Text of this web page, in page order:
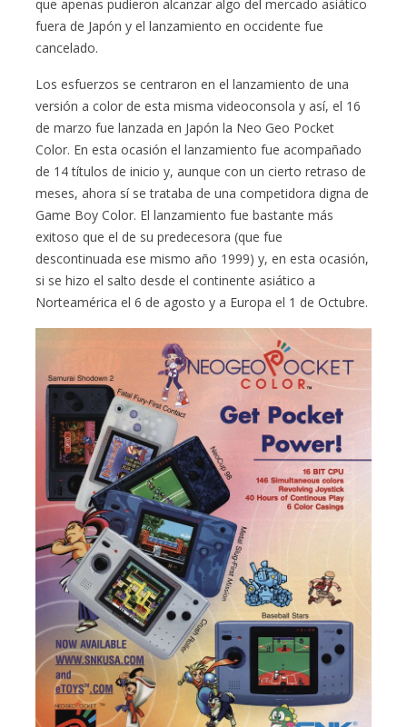
que apenas pudieron alcanzar algo del mercado asiático
fuera de Japón y el lanzamiento en occidente fue
cancelado.
Los esfuerzos se centraron en el lanzamiento de una
versión a color de esta misma videoconsola y así, el 16
de marzo fue lanzada en Japón la Neo Geo Pocket
Color. En esta ocasión el lanzamiento fue acompañado
de 14 títulos de inicio y, aunque con un cierto retraso de
meses, ahora sí se trataba de una competidora digna de
Game Boy Color. El lanzamiento fue bastante más
exitoso que el de su predecesora (que fue
descontinuada ese mismo año 1999) y, en esta ocasión,
si se hizo el salto desde el continente asiático a
Norteamérica el 6 de agosto y a Europa el 1 de Octubre.